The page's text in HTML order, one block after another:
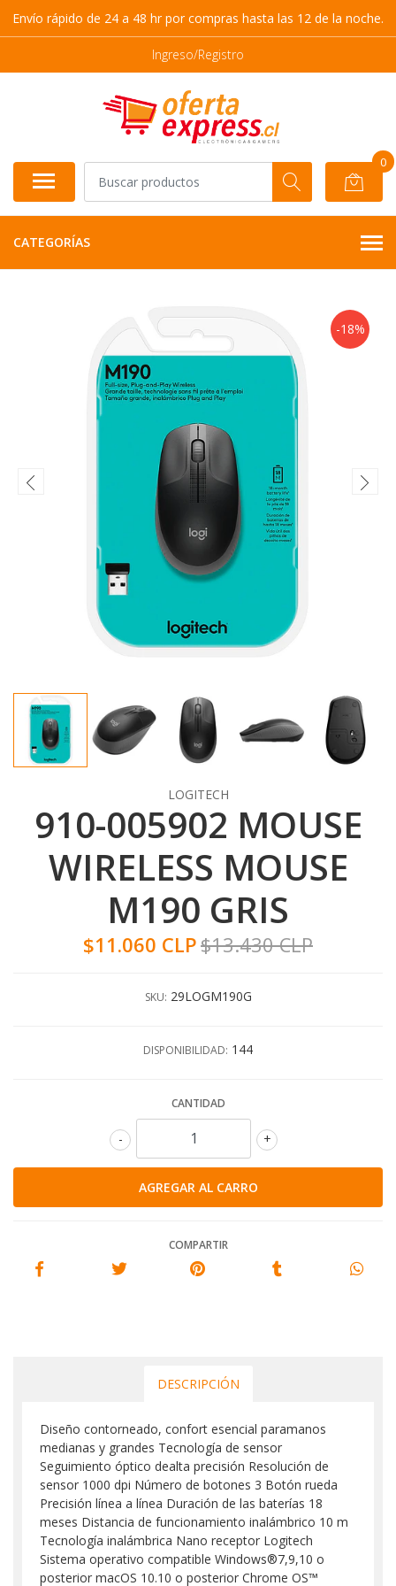
Envío rápido de 24 a 48 hr por compras hasta las 12 de la noche.
Ingreso/Registro
0
CATEGORÍAS
-18%
LOGITECH
910-005902 MOUSE
WIRELESS MOUSE
M190 GRIS
$11.060 CLP$13.430 CLP
SKU: 29LOGM190G
DISPONIBILIDAD: 144
CANTIDAD
+
-
COMPARTIR
DESCRIPCIÓN
Diseño contorneado, confort esencial paramanos
medianas y grandes Tecnología de sensor
Seguimiento óptico dealta precisión Resolución de
sensor 1000 dpi Número de botones 3 Botón rueda
Precisión línea a línea Duración de las baterías 18
meses Distancia de funcionamiento inalámbrico 10 m
Tecnología inalámbrica Nano receptor Logitech
Sistema operativo compatible Windows®7,9,10 o
posterior macOS 10.10 o posterior Chrome OS™